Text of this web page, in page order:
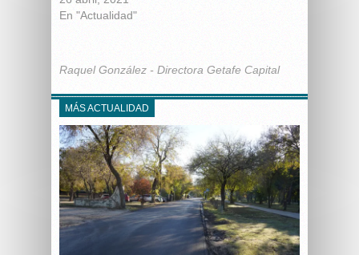
En "Actualidad"
Raquel González - Directora Getafe Capital
MÁS ACTUALIDAD